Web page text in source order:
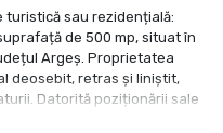
sau rezidențială:
de 500 mp, situat în
Argeș. Proprietatea
deosebit, retras și liniștit,
Datorită poziționării sale